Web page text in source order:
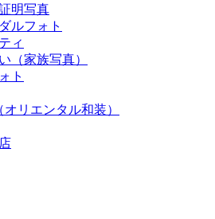
明写真
ルフォト
ィ
（家族写真）
ト
リエンタル和装）